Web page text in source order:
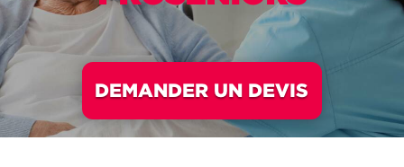
DEMANDER UN DEVIS